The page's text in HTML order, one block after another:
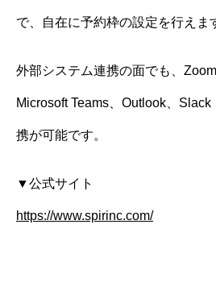
で、自在に予約枠の設定を行えま
外部システム連携の面でも、
Microsoft Teams、Outlook、
携が可能です。
▼公式サイト
https://www.spirinc.com/